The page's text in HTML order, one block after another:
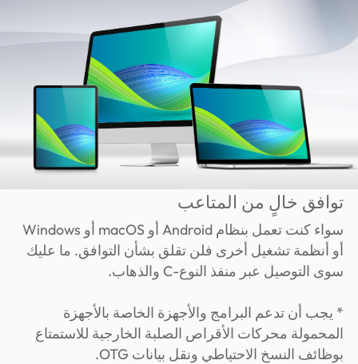
توافق خالٍ من المتاعب
سواء كنت تعمل بنظام Android أو macOS أو Windows
أو أنظمة تشغيل أخرى فلن تقلق بشأن التوافق. ما عليك
سوى التوصيل عبر منفذ النوع-C والذهاب.
* يجب أن تدعم البرامج والأجهزة الخاصة بالأجهزة
المحمولة محركات الأقراص الصلبة الخارجية للاستمتاع
بوظائف النسخ الاحتياطي ونقل بيانات OTG.